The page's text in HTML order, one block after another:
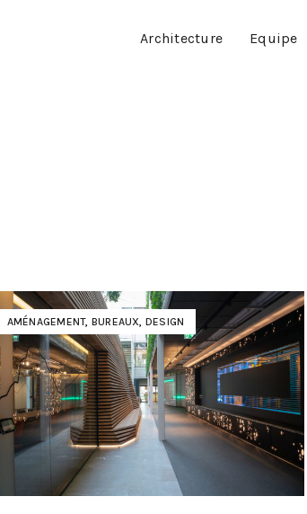
Architecture Equipe
AMÉNAGEMENT, BUREAUX, DESIGN